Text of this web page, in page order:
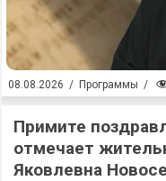
08.08.2026 / Программы /
Примите
отмечает
Яковлевна